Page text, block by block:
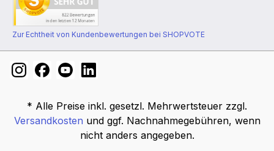
Zur Echtheit von Kundenbewertungen bei SHOPVOTE
* Alle Preise inkl. gesetzl. Mehrwertsteuer zzgl.
Versandkosten und ggf. Nachnahmegebühren, wenn
nicht anders angegeben.